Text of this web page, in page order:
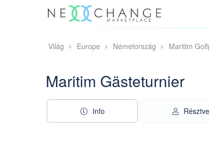
Világ Europe Németország Maritim
Maritim Gästeturnier
Info